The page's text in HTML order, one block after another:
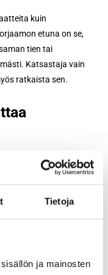
Tietoja
ja mainosten
kuin
etuna on se,
tien tai
Katsastaja vain
ratkaista sen.